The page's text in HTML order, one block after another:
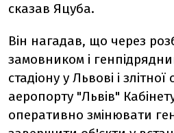
сказав Яцуба.
Він нагадав, що через
замовником і
стадіону у Львові і
аеропорту "Львів"
оперативно змінювати